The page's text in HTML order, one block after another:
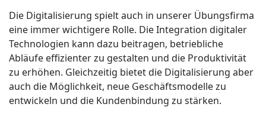
Die Digitalisierung spielt auch in unserer Übungsfirma
eine immer wichtigere Rolle. Die Integration digitaler
Technologien kann dazu beitragen, betriebliche
Abläufe effizienter zu gestalten und die Produktivität
zu erhöhen. Gleichzeitig bietet die Digitalisierung aber
auch die Möglichkeit, neue Geschäftsmodelle zu
entwickeln und die Kundenbindung zu stärken.